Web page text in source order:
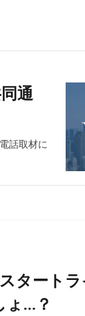
通
話取材に
タート
ょ…？